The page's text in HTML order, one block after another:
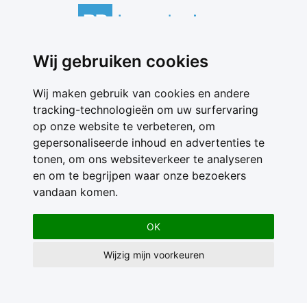
Wij gebruiken cookies
Wij maken gebruik van cookies en andere
tracking-technologieën om uw surfervaring
op onze website te verbeteren, om
gepersonaliseerde inhoud en advertenties te
tonen, om ons websiteverkeer te analyseren
en om te begrijpen waar onze bezoekers
vandaan komen.
OK
Wijzig mijn voorkeuren
Contact
Nieuwsbrief
Adverteren
Gebruikersvoorwaarden
Privacy Statement